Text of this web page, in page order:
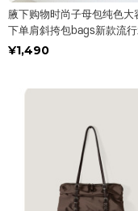
腋下购物时尚子母包纯色大
下单肩斜挎包bags新款流
¥1,490